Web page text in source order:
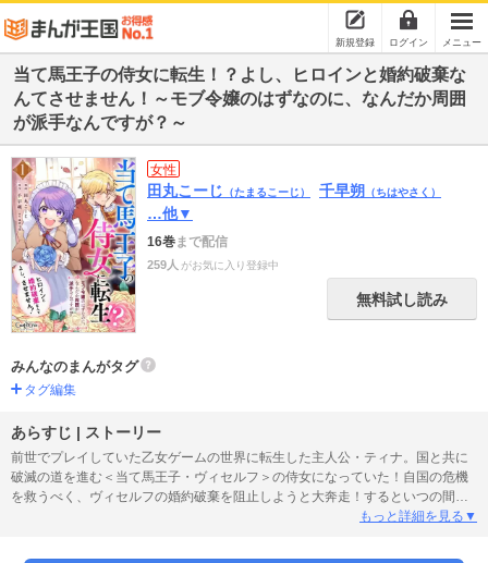
新規登録 ログイン メニュー
当て馬王子の侍女に転生！？よし、ヒロインと婚約破棄な
んてさせません！～モブ令嬢のはずなのに、なんだか周囲
が派手なんですが？～
女性
田丸こーじ （たまるこーじ） 千早朔 （ちはやさく）
…他▼
16巻まで配信
259人 がお気に入り登録中
無料試し読み
みんなのまんがタグ
タグ編集
あらすじ | ストーリー
前世でプレイしていた乙女ゲームの世界に転生した主人公・ティナ。国と共に
破滅の道を進む＜当て馬王子・ヴィセルフ＞の侍女になっていた！自国の危機
を救うべく、ヴィセルフの婚約破棄を阻止しようと大奔走！するといつの間に
か、モブ侍女なのに美男美女達に気に入られてしまい―!?のほほん溺愛系ラブ
もっと詳細を見る▼